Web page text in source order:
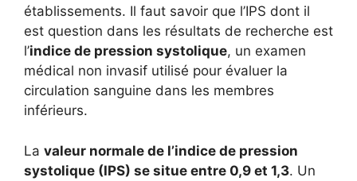
établissements. Il faut savoir que l’IPS dont il
est question dans les résultats de recherche est
l’indice de pression systolique, un examen
médical non invasif utilisé pour évaluer la
circulation sanguine dans les membres
inférieurs.
La valeur normale de l’indice de pression
systolique (IPS) se situe entre 0,9 et 1,3. Un